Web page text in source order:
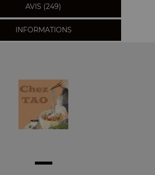
AVIS (249)
INFORMATIONS